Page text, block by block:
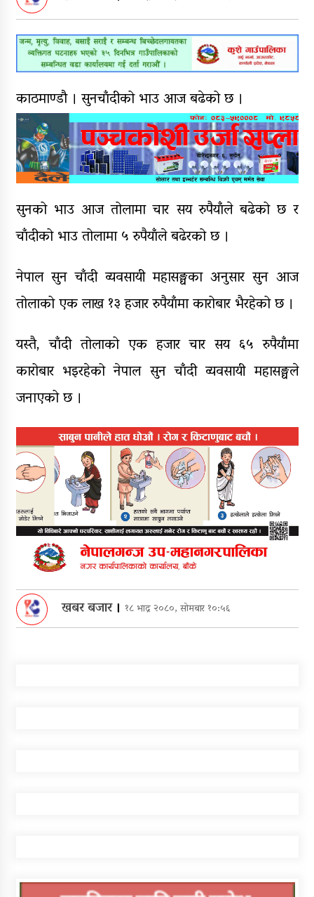
घरमाथि पहिरो खस्दा ३ वर्षीय बालकको
मृत्यु, दुई घाइते
स्थानान्तरण
पाँच लाख घुससहित कर अधिकृत
रंगेहात पक्राऊ
काठमाण्डौ । सुनचाँदीको भाउ आज बढेको छ ।
सुनको भाउ आज तोलामा चार सय रुपैयाँले बढेको छ र
चाँदीको भाउ तोलामा ५ रुपैयाँले बढेरको छ ।
नेपाल सुन चाँदी व्यवसायी महासङ्घका अनुसार सुन आज
तोलाको एक लाख १३ हजार रुपैयाँमा कारोबार भैरहेको छ ।
यस्तै, चाँदी तोलाको एक हजार चार सय ६५ रुपैयाँमा
कारोबार भइरहेको नेपाल सुन चाँदी व्यवसायी महासङ्घले
जनाएको छ ।
खबर बजार। १८ भाद्र २०८०, सोमबार १०:५६